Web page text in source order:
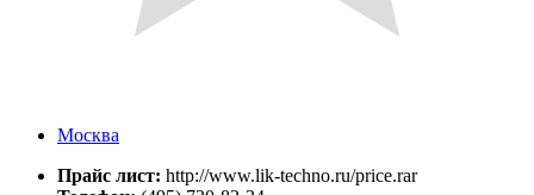
Москва
Прайс лист: http://www.lik-techno.ru/price.rar